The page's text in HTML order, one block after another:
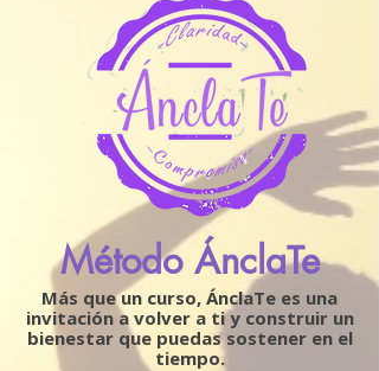
Método ÁnclaTe
Más que un curso, ÁnclaTe es una
invitación a volver a ti y construir un
bienestar que puedas sostener en el
tiempo.